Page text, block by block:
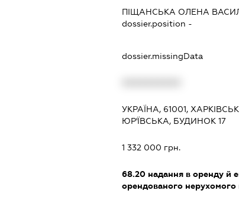
ПІЩАНСЬКА ОЛЕНА
dossier.position -
dossier.missingData
УКРАЇНА, 61001,
ЮР'ЇВСЬКА, БУДИНОК 17
1 332 000 грн.
68.20надання в оренду й
орендованого нерухомого